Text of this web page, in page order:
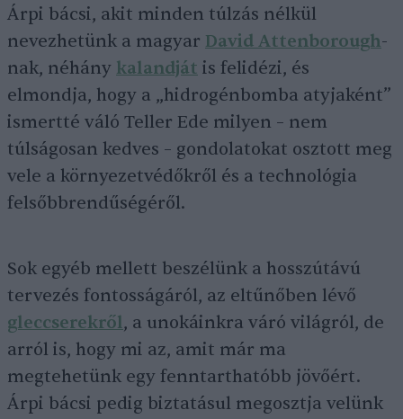
Árpi bácsi, akit minden túlzás nélkül
nevezhetünk a magyar David Attenborough-
nak, néhány kalandját is felidézi, és
elmondja, hogy a „hidrogénbomba atyjaként”
ismertté váló Teller Ede milyen – nem
túlságosan kedves – gondolatokat osztott meg
vele a környezetvédőkről és a technológia
felsőbbrendűségéről.
Sok egyéb mellett beszélünk a hosszútávú
tervezés fontosságáról, az eltűnőben lévő
gleccserekről, a unokáinkra váró világról, de
arról is, hogy mi az, amit már ma
megtehetünk egy fenntarthatóbb jövőért.
Árpi bácsi pedig biztatásul megosztja velünk